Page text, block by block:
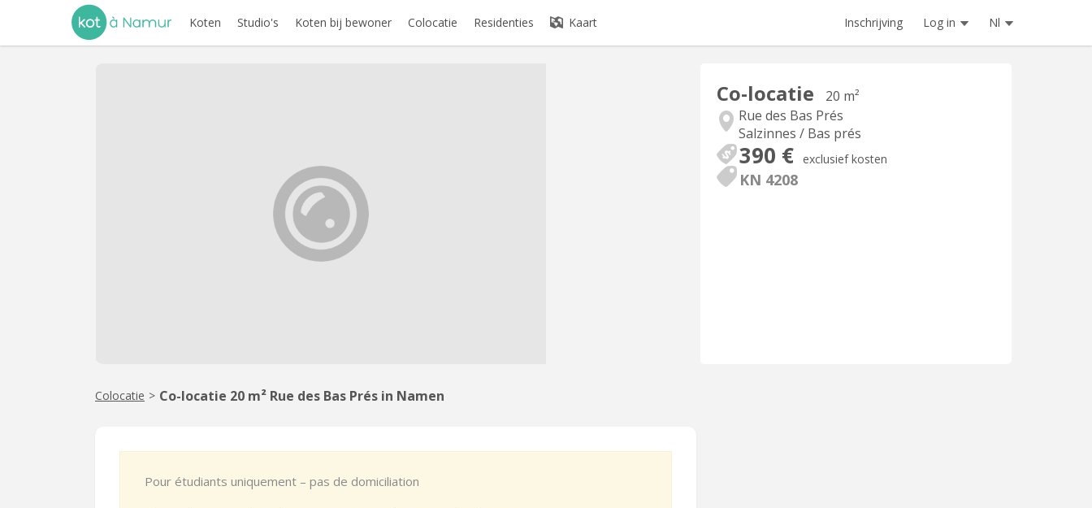
Koten Studio's Koten bij bewoner Colocatie Residenties Kaart Inschrijving Log in Nl
Co-locatie
20 m²
Rue des Bas Prés
Salzinnes / Bas prés
390 € exclusief kosten
KN 4208
Colocatie > Co-locatie 20 m² Rue des Bas Prés in Namen
Pour étudiants uniquement – pas de domiciliation